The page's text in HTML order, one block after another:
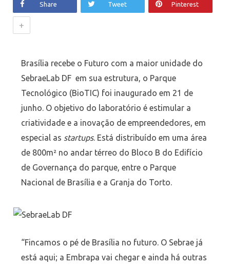
Share Tweet Pinterest
+
Brasília recebe o Futuro com a maior unidade do
SebraeLab DF em sua estrutura, o Parque
Tecnológico (BioTIC) foi inaugurado em 21 de
junho. O objetivo do laboratório é estimular a
criatividade e a inovação de empreendedores, em
especial as startups. Está distribuído em uma área
de 800m² no andar térreo do Bloco B do Edifício
de Governança do parque, entre o Parque
Nacional de Brasília e a Granja do Torto.
“Fincamos o pé de Brasília no futuro. O Sebrae já
está aqui; a Embrapa vai chegar e ainda há outras